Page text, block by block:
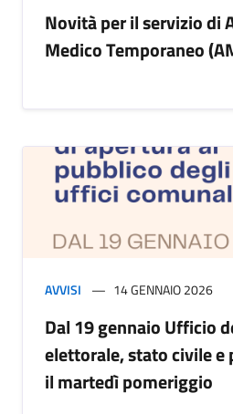
Novità per il servizio di
Medico Temporaneo
AVVISI 14 GENNAIO 2026
Dal 19 gennaio Ufficio
elettorale, stato civile
il martedì pomeriggio